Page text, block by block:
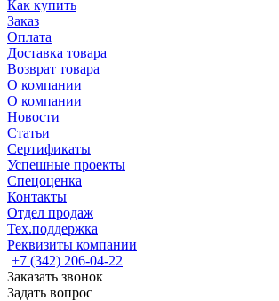
Как купить
Заказ
Оплата
Доставка товара
Возврат товара
О компании
О компании
Новости
Статьи
Сертификаты
Успешные проекты
Спецоценка
Контакты
Отдел продаж
Тех.поддержка
Реквизиты компании
+7 (342) 206-04-22
Заказать звонок
Задать вопрос